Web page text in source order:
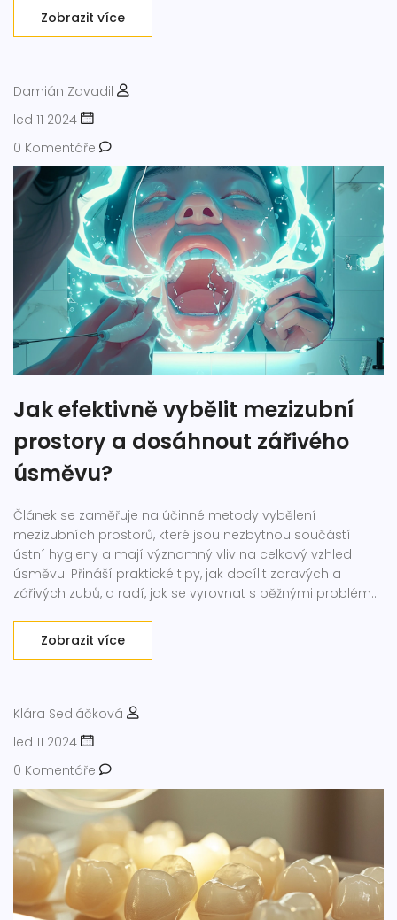
vašeho nově bílého úsměvu.
Zobrazit více
Damián Zavadil
led 11 2024
0 Komentáře
Jak efektivně vybělit mezizubní
prostory a dosáhnout zářivého
úsměvu?
Článek se zaměřuje na účinné metody vybělení
mezizubních prostorů, které jsou nezbytnou součástí
ústní hygieny a mají významný vliv na celkový vzhled
úsměvu. Přináší praktické tipy, jak docílit zdravých a
zářivých zubů, a radí, jak se vyrovnat s běžnými problémy
Zobrazit více
Klára Sedláčková
led 11 2024
0 Komentáře